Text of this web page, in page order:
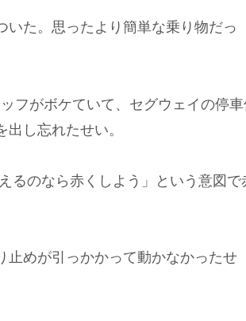
いた。思ったより簡単な乗り物だっ
フがボケていて、セグウェイの停車
し忘れたせい。
るのなら赤くしよう」という意図で
止めが引っかかって動かなかったせ